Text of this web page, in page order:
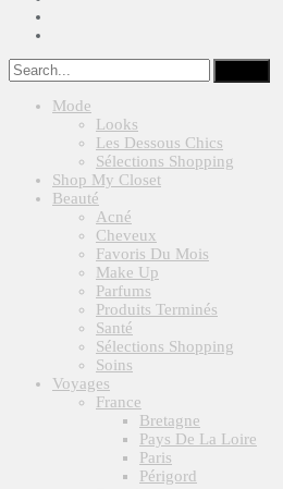
Mode
Looks
Les Dessous Chics
Sélections Shopping
Shop My Closet
Beauté
Acné
Cheveux
Favoris Du Mois
Make Up
Parfums
Produits Terminés
Santé
Sélections Shopping
Soins
Voyages
France
Bretagne
Pays De La Loire
Paris
Périgord